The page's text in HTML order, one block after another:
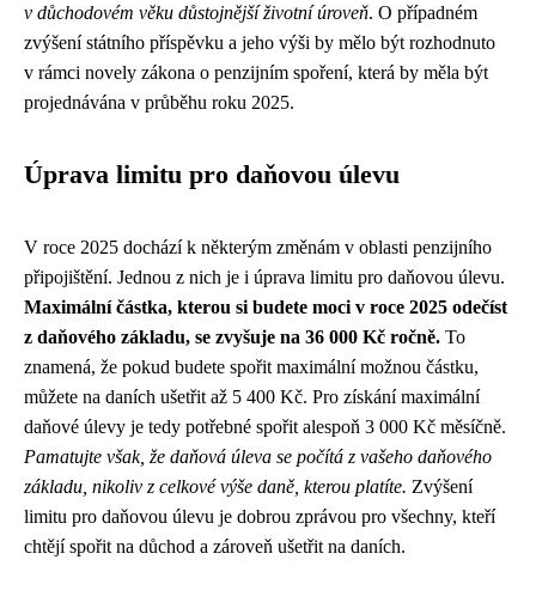
v důchodovém věku důstojnější životní úroveň. O případném
zvýšení státního příspěvku a jeho výši by mělo být rozhodnuto
v rámci novely zákona o penzijním spoření, která by měla být
projednávána v průběhu roku 2025.
Úprava limitu pro daňovou úlevu
V roce 2025 dochází k některým změnám v oblasti penzijního
připojištění. Jednou z nich je i úprava limitu pro daňovou úlevu.
Maximální částka, kterou si budete moci v roce 2025 odečíst
z daňového základu, se zvyšuje na 36 000 Kč ročně. To
znamená, že pokud budete spořit maximální možnou částku,
můžete na daních ušetřit až 5 400 Kč. Pro získání maximální
daňové úlevy je tedy potřebné spořit alespoň 3 000 Kč měsíčně.
Pamatujte však, že daňová úleva se počítá z vašeho daňového
základu, nikoliv z celkové výše daně, kterou platíte. Zvýšení
limitu pro daňovou úlevu je dobrou zprávou pro všechny, kteří
chtějí spořit na důchod a zároveň ušetřit na daních.